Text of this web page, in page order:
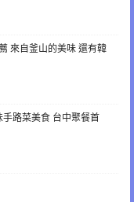
來自釜山的美味 還有韓
路菜美食 台中聚餐首